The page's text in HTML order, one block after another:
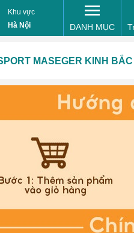
Khu vực
Hà Nội
DANH MỤC
MASEGER KINH BẮC